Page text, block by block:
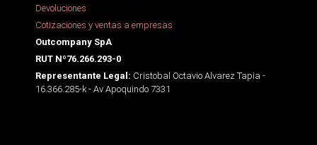
Devoluciones
Cotizaciones y ventas a empresas
Outcompany SpA
RUT Nº76.266.293-0
Representante Legal: Cristobal Octavio Alvarez Tapia -
16.366.285-k - Av Apoquindo 7331